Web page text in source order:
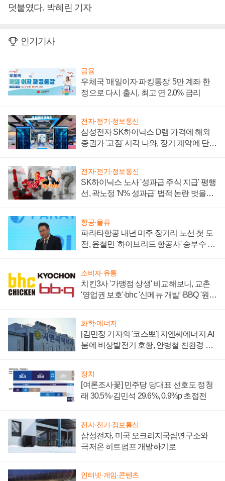
덧붙였다. 박혜린 기자
인기기사
금융
우체국 '매일이자 파킹통장' 5만 계좌 한
정으로 다시 출시, 최고 연 2.0% 금리
전자·전기·정보통신
삼성전자 SK하이닉스 D램 가격에 해외
증권가 '고점' 시각 나와, 장기 계약에 단점
전자·전기·정보통신
SK하이닉스 노사 '성과급 주식 지급' 평행
선, 곽노정 'N% 성과급' 법적 논란 벗을지
항공·물류
파라타항공 내년 미주 장거리 노선 첫 도
전, 윤철민 '하이브리드 항공사' 승부수 통
소비자·유통
치킨3사 '가맹점 상생' 비교해보니, 교촌
'영업권 보호'·bhc '신메뉴 개발'·BBQ '원가
화학·에너지
[김민정 기자의 '코스뽀'] 지엔씨에너지 AI
붐에 비상발전기 호황, 안병철 친환경 에
정치
[여론조사꽃] 민주당 당대표 선호도 정청
래 30.5%·김민석 29.6%, 0.9%p 초접전
전자·전기·정보통신
삼성전자, 미국 오크리지국립연구소와
극저온 히트펌프 개발하기로
인터넷·게임·콘텐츠